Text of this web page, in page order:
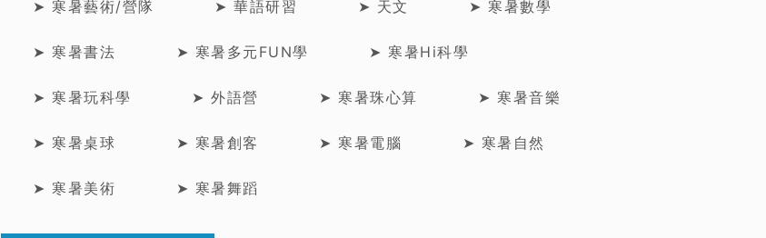
➤ 寒暑藝術/營隊 ➤ 華語研習 ➤ 天文 ➤ 寒暑數學
➤ 寒暑書法 ➤ 寒暑多元FUN學 ➤ 寒暑Hi科學
➤ 寒暑玩科學 ➤ 外語營 ➤ 寒暑珠心算 ➤ 寒暑音樂
➤ 寒暑桌球 ➤ 寒暑創客 ➤ 寒暑電腦 ➤ 寒暑自然
➤ 寒暑美術 ➤ 寒暑舞蹈